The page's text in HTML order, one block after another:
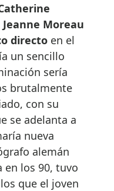
Moreau
directo en el
un sencillo
sería
brutalmente
con su
se adelanta a
nueva
alemán
en los 90, tuvo
que el joven